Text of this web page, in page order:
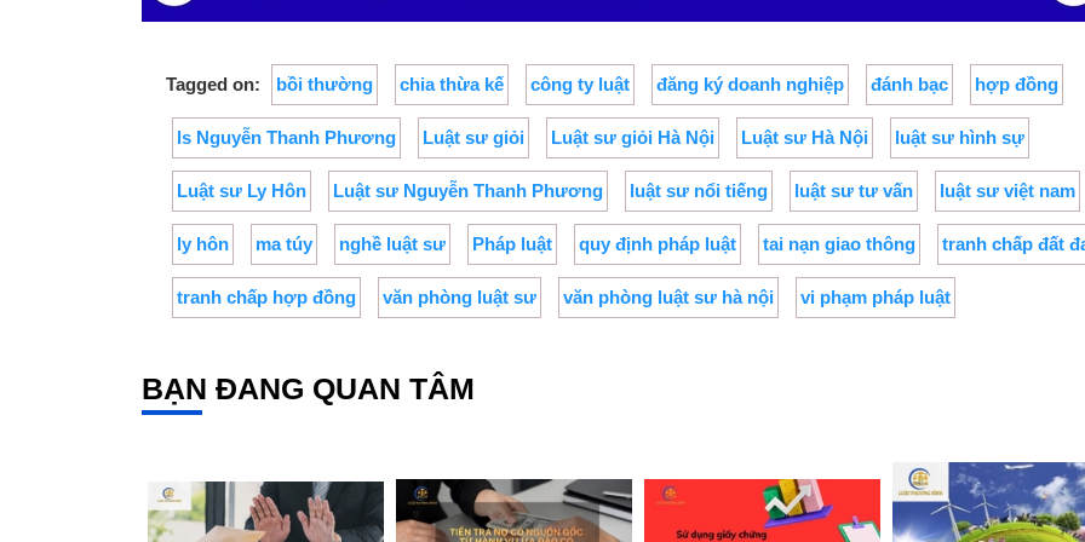
Tagged on: bồi thường chia thừa kế công ty luật đăng ký doanh nghiệp đánh bạc hợp đồng
ls Nguyễn Thanh Phương Luật sư giỏi Luật sư giỏi Hà Nội Luật sư Hà Nội luật sư hình sự
Luật sư Ly Hôn Luật sư Nguyễn Thanh Phương luật sư nổi tiếng luật sư tư vấn luật sư việt nam
ly hôn ma túy nghề luật sư Pháp luật quy định pháp luật tai nạn giao thông tranh chấp đất
tranh chấp hợp đồng văn phòng luật sư văn phòng luật sư hà nội vi phạm pháp luật
BẠN ĐANG QUAN TÂM